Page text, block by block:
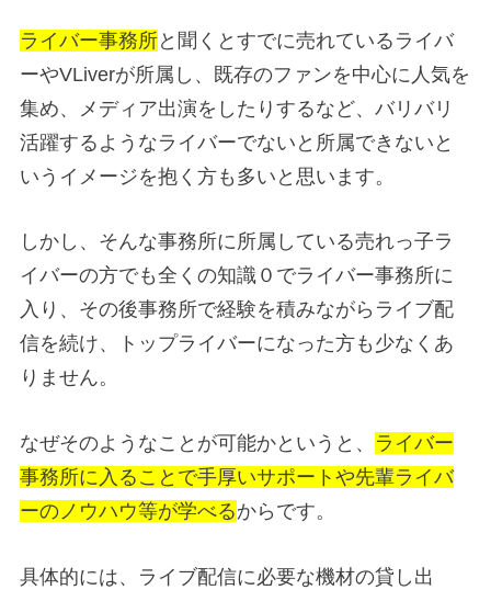
ライバー事務所と聞くとすでに売れているライバ
ーやVLiverが所属し、既存のファンを中心に人気を
集め、メディア出演をしたりするなど、バリバリ
活躍するようなライバーでないと所属できないと
いうイメージを抱く方も多いと思います。
しかし、そんな事務所に所属している売れっ子ラ
イバーの方でも全くの知識０でライバー事務所に
入り、その後事務所で経験を積みながらライブ配
信を続け、トップライバーになった方も少なくあ
りません。
なぜそのようなことが可能かというと、 ライバー
事務所に入ることで手厚いサポートや先輩ライバ
ーのノウハウ等が学べるからです。
具体的には、ライブ配信に必要な機材の貸し出